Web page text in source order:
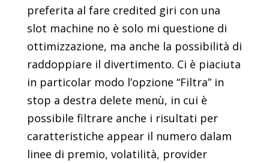
preferita al fare credited giri con una
slot machine no è solo mi questione di
ottimizzazione, ma anche la possibilità di
raddoppiare il divertimento. Ci è piaciuta
in particolar modo l’opzione “Filtra” in
stop a destra delete menù, in cui è
possibile filtrare anche i risultati per
caratteristiche appear il numero dalam
linee di premio, volatilità, provider